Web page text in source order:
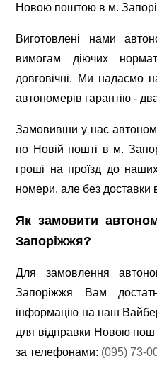
Новою поштою в м.
Виготовлені нами
вимогам діючих
довговічні. Ми надаємо
автономерів гарантію -
Замовивши у нас
по Новій пошті в м.
гроші на проїзд до
номери, але без доставки
Як замовити
Запоріжжя?
Для замовлення
Запоріжжя Вам
інформацію на наш
для відправки Новою
за телефонами: (095) 73-